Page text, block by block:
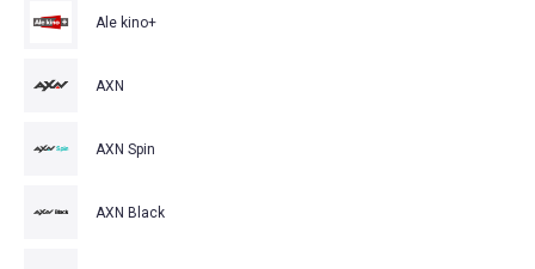
Ale kino+
AXN
AXN Spin
AXN Black